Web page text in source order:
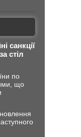
санкції
стіл
по
що